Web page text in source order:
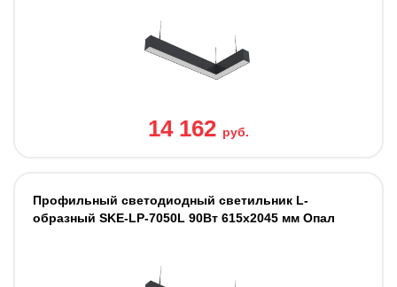
14 162 руб.
Профильный светодиодный светильник L-
образный SKE-LP-7050L 90Вт 615x2045 мм Опал